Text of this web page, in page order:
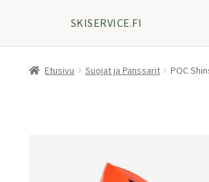
SKISERVICE.FI
Etusivu Suojat ja Panssarit POC